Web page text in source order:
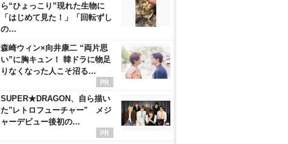
ら“ひょっこり”現れた生物に
「はじめて見た！」「回転ずし
の…
森崎ウィン×向井康二 “両片思
い”に胸キュン！ 韓ドラに物足
りなくなった人こそ沼る…
SUPER★DRAGON、自ら描い
た"レトロフューチャー" メジ
ャーデビュー後初の…